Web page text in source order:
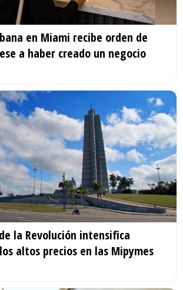
en Miami recibe orden de
a haber creado un negocio
la Revolución intensifica
altos precios en las Mipymes